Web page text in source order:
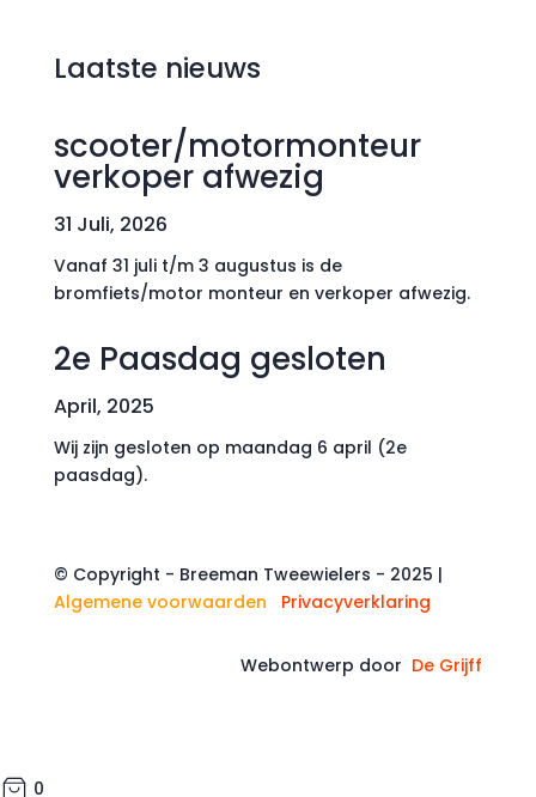
Laatste nieuws
scooter/motormonteur
verkoper afwezig
31 Juli, 2026
Vanaf 31 juli t/m 3 augustus is de
bromfiets/motor monteur en verkoper afwezig.
2e Paasdag gesloten
April, 2025
Wij zijn gesloten op maandag 6 april (2e
paasdag).
© Copyright - Breeman Tweewielers - 2025 |
Algemene voorwaarden
Privacyverklaring
Webontwerp door De Grijff
0